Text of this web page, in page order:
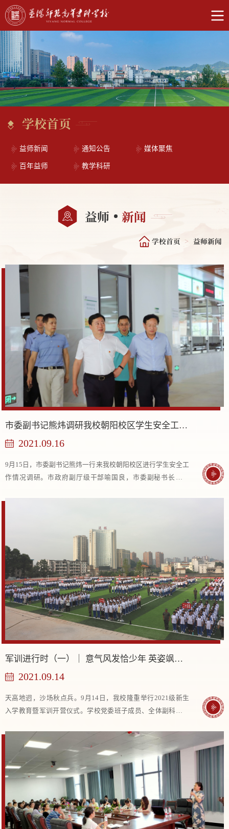
学校首页
益师新闻 通知公告 媒体聚焦
百年益师 教学科研
益师 新闻
学校首页 > 益师新闻
市委副书记熊炜调研我校朝阳校区学生安全工作情况
2021.09.16
9月15日，市委副书记熊炜一行来我校朝阳校区进行学生安全工
作情况调研。市政府副厅级干部喻国良，市委副秘书长罗立
军训进行时（一）｜ 意气风发恰少年 英姿飒爽开新篇
2021.09.14
天高地迥，沙场秋点兵。9月14日，我校隆重举行2021级新生
入学教育暨军训开营仪式。学校党委班子成员、全体副科级及
持。 仪式在庄严的国歌声中拉开序幕，学校党...